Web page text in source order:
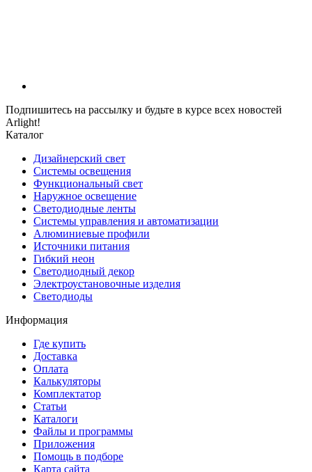
Подпишитесь на рассылку и будьте в курсе всех новостей
Arlight!
Каталог
Дизайнерский свет
Системы освещения
Функциональный свет
Наружное освещение
Светодиодные ленты
Системы управления и автоматизации
Алюминиевые профили
Источники питания
Гибкий неон
Светодиодный декор
Электроустановочные изделия
Светодиоды
Информация
Где купить
Доставка
Оплата
Калькуляторы
Комплектатор
Статьи
Каталоги
Файлы и программы
Приложения
Помощь в подборе
Карта сайта